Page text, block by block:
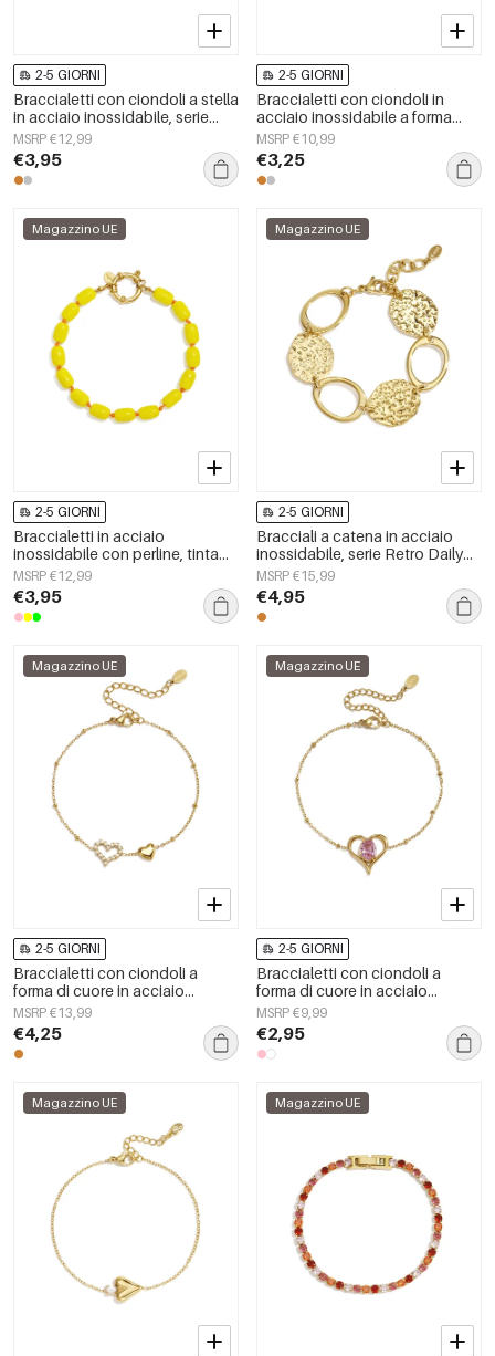
2-5 GIORNI
Braccialetti con ciondoli a stella
in acciaio inossidabile, serie
semplice e quotidiana, gioielli
da donna
MSRP €12,99
€3,95
2-5 GIORNI
Braccialetti con ciondoli in
acciaio inossidabile a forma
ellittica, semplici, per tutti i
giorni, della serie Simple, gioielli
da donna.
MSRP €10,99
€3,25
Magazzino UE
2-5 GIORNI
Braccialetti in acciaio
inossidabile con perline, tinta
unita, semplici, per tutti i giorni,
serie Simple, gioielli da donna
MSRP €12,99
€3,95
Magazzino UE
2-5 GIORNI
Bracciali a catena in acciaio
inossidabile, serie Retro Daily
Classic, gioielli da donna
MSRP €15,99
€4,95
Magazzino UE
2-5 GIORNI
Braccialetti con ciondoli a
forma di cuore in acciaio
inossidabile placcato oro 14
carati, serie Simple Daily Simple,
gioielli da donna
MSRP €13,99
€4,25
Magazzino UE
2-5 GIORNI
Braccialetti con ciondoli a
forma di cuore in acciaio
inossidabile, serie Simple Daily
Simple, gioielli da donna
MSRP €9,99
€2,95
Magazzino UE Magazzino UE